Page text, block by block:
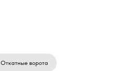
Откатные ворота